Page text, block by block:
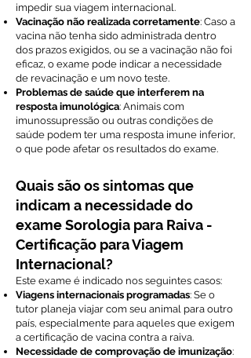
impedir sua viagem internacional.
Vacinação não realizada corretamente: Caso a
vacina não tenha sido administrada dentro
dos prazos exigidos, ou se a vacinação não foi
eficaz, o exame pode indicar a necessidade
de revacinação e um novo teste.
Problemas de saúde que interferem na
resposta imunológica: Animais com
imunossupressão ou outras condições de
saúde podem ter uma resposta imune inferior,
o que pode afetar os resultados do exame.
Quais são os sintomas que
indicam a necessidade do
exame Sorologia para Raiva -
Certificação para Viagem
Internacional?
Este exame é indicado nos seguintes casos:
Viagens internacionais programadas: Se o
tutor planeja viajar com seu animal para outro
país, especialmente para aqueles que exigem
a certificação de vacina contra a raiva.
Necessidade de comprovação de imunização: